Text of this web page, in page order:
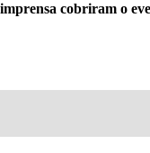
cobriram o